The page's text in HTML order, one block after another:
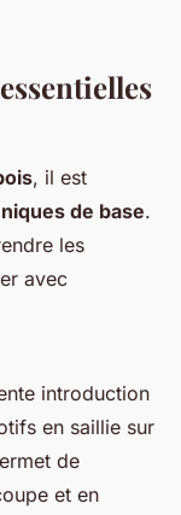
, il est
de base.
les
avec
introduction
en saillie sur
de
et en